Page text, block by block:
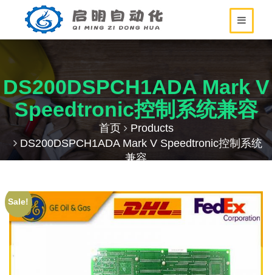
DS200DSPCH1ADA Mark V
Speedtronic控制系统兼容
首页
Products
DS200DSPCH1ADA Mark V Speedtronic控制系统
兼容
Sale!